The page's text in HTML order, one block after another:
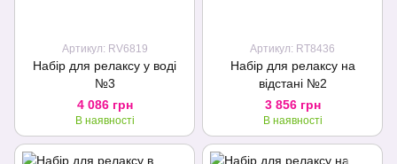
Артикул: RV6819
Набір для релаксу у воді
№3
4 086 грн
В наявності
Артикул: RT8436
Набір для релаксу на
відстані №2
3 856 грн
В наявності